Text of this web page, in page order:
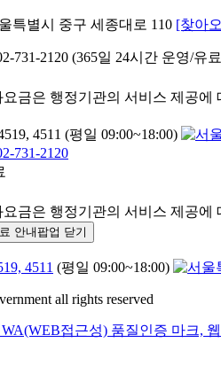
특별시 중구 세종대로 110 [찾아
731-2120 (365일 24시간 운영/유료
요금은 행정기관의 서비스 제공에
4511 (평일 09:00~18:00)
731-2120
요금은 행정기관의 서비스 제공에
안내팝업 닫기
4511 (평일 09:00~18:00)
all rights reserved